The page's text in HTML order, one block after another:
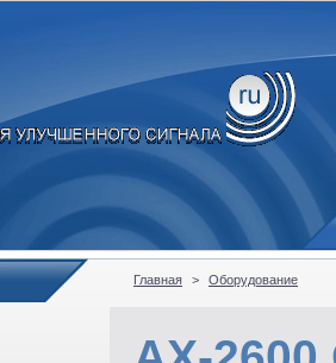
Главная > Оборудование